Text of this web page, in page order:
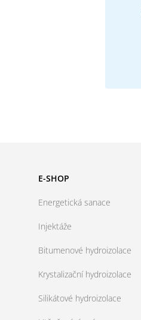
E-SHOP
Energetická sanace
Injektáže
Bitumenové hydroizolace
Krystalizační hydroizolace
Silikátové hydroizolace